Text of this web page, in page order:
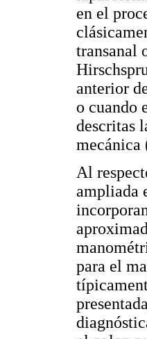
en el
transanal
anterior
o cuando
descritas
mecánica
Al
ampliada
para el